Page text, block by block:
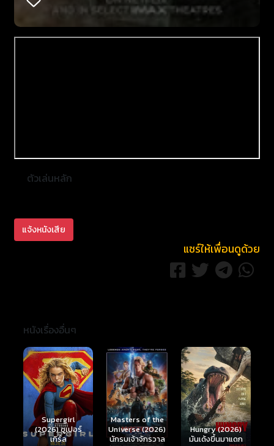
ตัวเล่นหลัก
แจ้งหนังเสีย
แชร์ให้เพื่อนดูด้วย
หนังเรื่องอื่นๆ
Masters of the
Universe (2026)
นักรบเจ้าจักรวาล
Hungry (2026)
มันเด้งขึ้นมาแดก
Ready or Not 2:
Here I Come
(2026) เกมพร้อม
ตาย 2